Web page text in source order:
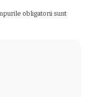
obligatorii sunt